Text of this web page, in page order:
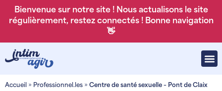
Bienvenue sur notre site ! Nous actualisons le site
régulièrement, restez connectés ! Bonne navigation
👋
Accueil » Professionnel.les » Centre de santé sexuelle – Pont de Claix